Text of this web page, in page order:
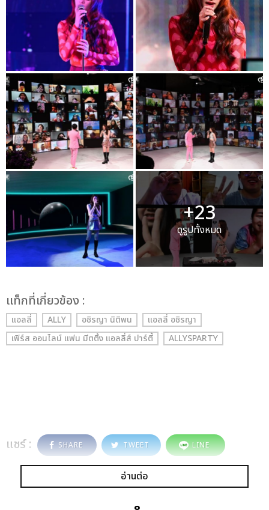
+23
ดูรูปทั้งหมด
เเท็กที่เกี่ยวข้อง :
แอลลี่ ALLY อชิรญา นิติพน
แอลลี่ อชิรญา
เฟิร์ส ออนไลน์ แฟน มีตติ้ง แอลลี่ส์ ปาร์ตี้
ALLYSPARTY
แชร์ : SHARE TWEET LINE
อ่านต่อ